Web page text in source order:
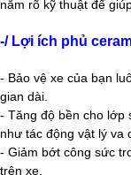
nắm rõ kỹ thuật để
-/ Lợi ích phủ
- Bảo vệ xe của bạn
gian dài.
- Tăng độ bền cho lớp
như tác động vật lý va
- Giảm bớt công sức
trên xe.